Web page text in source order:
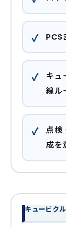
PCS
キュ
線ル
点検
成を
キュービク